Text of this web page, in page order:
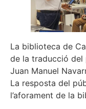
La biblioteca de
de la traducció del
Juan Manuel
La resposta del
l’aforament de la